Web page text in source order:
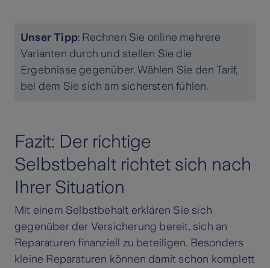
Unser Tipp: Rechnen Sie online mehrere
Varianten durch und stellen Sie die
Ergebnisse gegenüber. Wählen Sie den Tarif,
bei dem Sie sich am sichersten fühlen.
Fazit: Der richtige
Selbstbehalt richtet sich nach
Ihrer Situation
Mit einem Selbstbehalt erklären Sie sich
gegenüber der Versicherung bereit, sich an
Reparaturen finanziell zu beteiligen. Besonders
kleine Reparaturen können damit schon komplett